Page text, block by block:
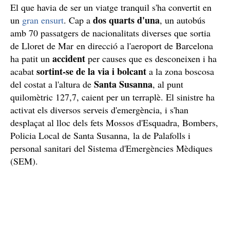
El que havia de ser un viatge tranquil s'ha convertit en
un gran ensurt. Cap a dos quarts d'una, un autobús
amb 70 passatgers de nacionalitats diverses que sortia
de Lloret de Mar en direcció a l'aeroport de Barcelona
ha patit un accident per causes que es desconeixen i ha
acabat sortint-se de la via i bolcant a la zona boscosa
del costat a l'altura de Santa Susanna, al punt
quilomètric 127,7, caient per un terraplè. El sinistre ha
activat els diversos serveis d'emergència, i s'han
desplaçat al lloc dels fets Mossos d'Esquadra, Bombers,
Policia Local de Santa Susanna, la de Palafolls i
personal sanitari del Sistema d'Emergències Mèdiques
(SEM).